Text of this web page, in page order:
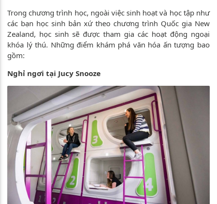
Trong chương trình học, ngoài việc sinh hoạt và học tập như
các bạn học sinh bản xứ theo chương trình Quốc gia New
Zealand, học sinh sẽ được tham gia các hoạt động ngoại
khóa lý thú. Những điểm khám phá văn hóa ấn tượng bao
gồm:
Nghỉ ngơi tại Jucy Snooze